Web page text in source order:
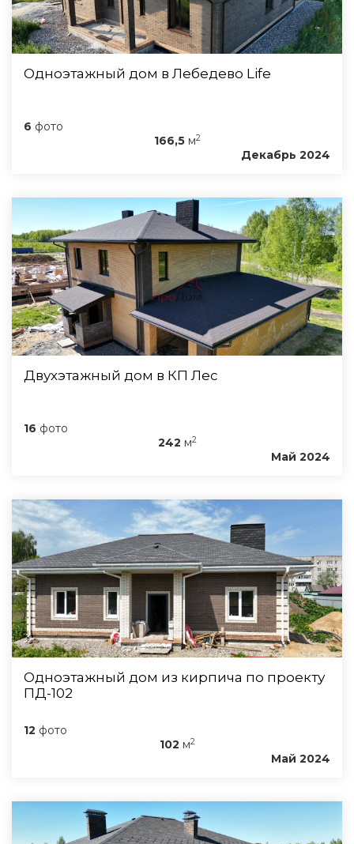
Одноэтажный дом в Лебедево Life
6 фото
166,5м2
Декабрь 2024
Двухэтажный дом в КП Лес
16 фото
242 м2
Май 2024
Одноэтажный дом из кирпича по проекту
ПД-102
12 фото
102 м2
Май 2024